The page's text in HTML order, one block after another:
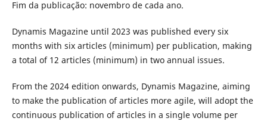
Fim da publicação: novembro de cada ano.
Dynamis Magazine until 2023 was published every six
months with six articles (minimum) per publication, making
a total of 12 articles (minimum) in two annual issues.
From the 2024 edition onwards, Dynamis Magazine, aiming
to make the publication of articles more agile, will adopt the
continuous publication of articles in a single volume per